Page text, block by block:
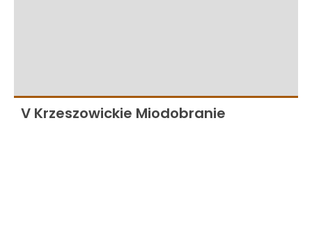
V Krzeszowickie Miodobranie